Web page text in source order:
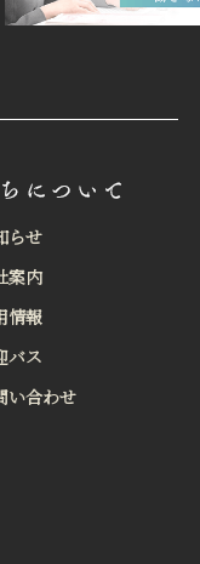
らせ
案内
情報
バス
い合わせ